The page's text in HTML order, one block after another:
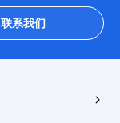
联系我们